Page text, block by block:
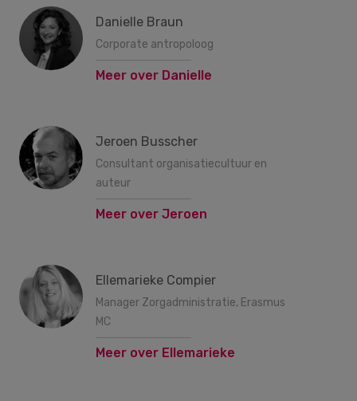
Danielle Braun
Corporate antropoloog
Meer over Danielle
Jeroen Busscher
Consultant organisatiecultuur en
auteur
Meer over Jeroen
Ellemarieke Compier
Manager Zorgadministratie, Erasmus
MC
Meer over Ellemarieke